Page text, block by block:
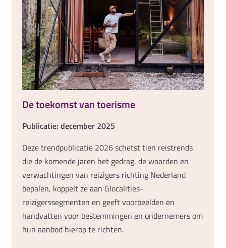
De toekomst van toerisme
Publicatie: december 2025
Deze trendpublicatie 2026 schetst tien reistrends
die de komende jaren het gedrag, de waarden en
verwachtingen van reizigers richting Nederland
bepalen, koppelt ze aan Glocalities-
reizigerssegmenten en geeft voorbeelden en
handvatten voor bestemmingen en ondernemers om
hun aanbod hierop te richten.